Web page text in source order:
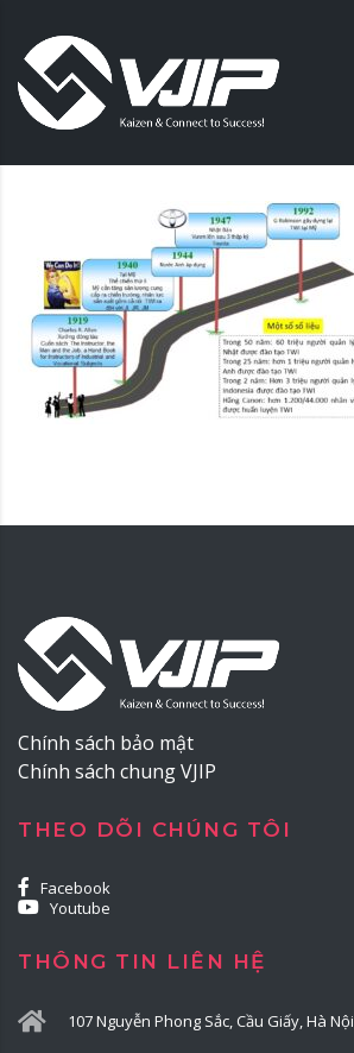
Chính sách bảo mật
Chính sách chung VJIP
THEO DÕI CHÚNG TÔI
Facebook
Youtube
THÔNG TIN LIÊN HỆ
107 Nguyễn Phong Sắc, Cầu Giấy, Hà Nội